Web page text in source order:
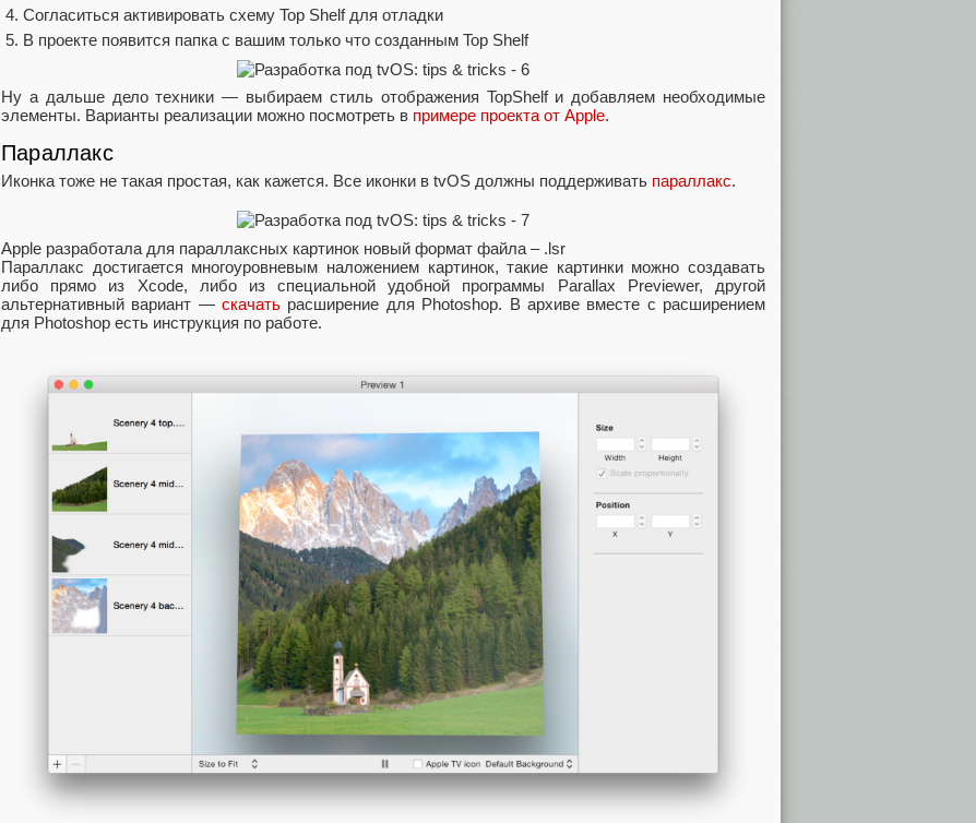
Согласиться активировать схему Top Shelf для отладки
В проекте появится папка с вашим только что созданным Top Shelf
Ну а дальше дело техники — выбираем стиль отображения TopShelf и добавляем необходимые
элементы. Варианты реализации можно посмотреть в примере проекта от Apple.
Параллакс
Иконка тоже не такая простая, как кажется. Все иконки в tvOS должны поддерживать параллакс.
Apple разработала для параллаксных картинок новый формат файла – .lsr
Параллакс достигается многоуровневым наложением картинок, такие картинки можно создавать
либо прямо из Xcode, либо из специальной удобной программы Parallax Previewer, другой
альтернативный вариант —скачать расширение для Photoshop. В архиве вместе с расширением
для Photoshop есть инструкция по работе.